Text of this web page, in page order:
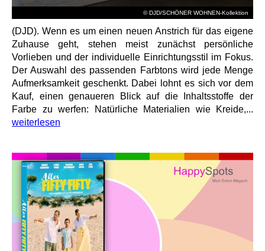
© DJD/SCHÖNER WOHNEN-Kollektion
(DJD). Wenn es um einen neuen Anstrich für das eigene
Zuhause geht, stehen meist zunächst persönliche
Vorlieben und der individuelle Einrichtungsstil im Fokus.
Der Auswahl des passenden Farbtons wird jede Menge
Aufmerksamkeit geschenkt. Dabei lohnt es sich vor dem
Kauf, einen genaueren Blick auf die Inhaltsstoffe der
Farbe zu werfen: Natürliche Materialien wie Kreide,...
weiterlesen